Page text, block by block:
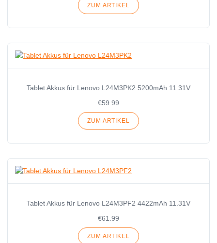
ZUM ARTIKEL
Tablet Akkus für Lenovo L24M3PK2 5200mAh 11.31V
€59.99
ZUM ARTIKEL
Tablet Akkus für Lenovo L24M3PF2 4422mAh 11.31V
€61.99
ZUM ARTIKEL